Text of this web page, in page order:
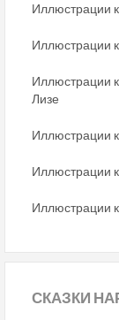
Иллюстрации
Иллюстрации
Иллюстрации
Лизе
Иллюстрации
Иллюстрации
Иллюстрации
СКАЗКИ